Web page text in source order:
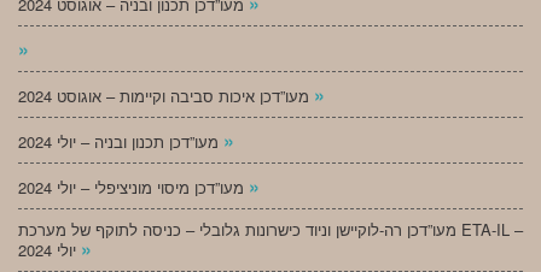
»
»
»
»
מעו”דכן רה-לוקיישן וניוד כישרונות גלובלי – כניסה לתוקף של מערכת ETA-IL –
»